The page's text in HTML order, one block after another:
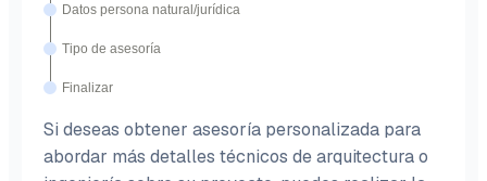
Datos persona natural/jurídica
Tipo de asesoría
Finalizar
Si deseas obtener asesoría personalizada para
abordar más detalles técnicos de arquitectura o